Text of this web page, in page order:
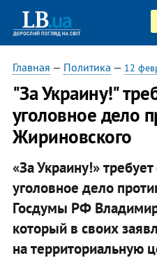
Главная — Политика — 12
"За Украину!"
уголовное дело
Жириновского
«За Украину!»
уголовное дело
Госдумы РФ
который в своих
на территориальную